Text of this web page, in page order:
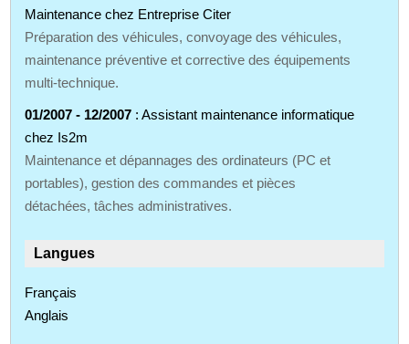
Maintenance chez Entreprise Citer
Préparation des véhicules, convoyage des véhicules,
maintenance préventive et corrective des équipements
multi‑technique.
01/2007 - 12/2007 : Assistant maintenance informatique
chez Is2m
Maintenance et dépannages des ordinateurs (PC et
portables), gestion des commandes et pièces
détachées, tâches administratives.
Langues
Français
Anglais